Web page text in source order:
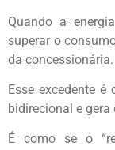
Quando a
superar o
da concessionária.
Esse excedente
bidirecional e
É como se o